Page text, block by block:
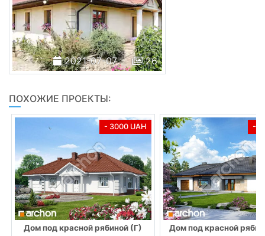
2021-07-07 26
ПОХОЖИЕ ПРОЕКТЫ:
- 3000 UAH
Дом под красной рябиной (Г)
-
Дом под красной